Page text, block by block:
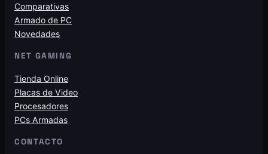
Comparativas
Armado de PC
Novedades
NET GAMING
Tienda Online
Placas de Video
Procesadores
PCs Armadas
CONTACTO